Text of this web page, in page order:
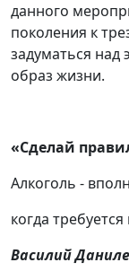
данного
поколения к
задуматься над
образ жизни.
«Сделай
Алкоголь -
когда
Василий